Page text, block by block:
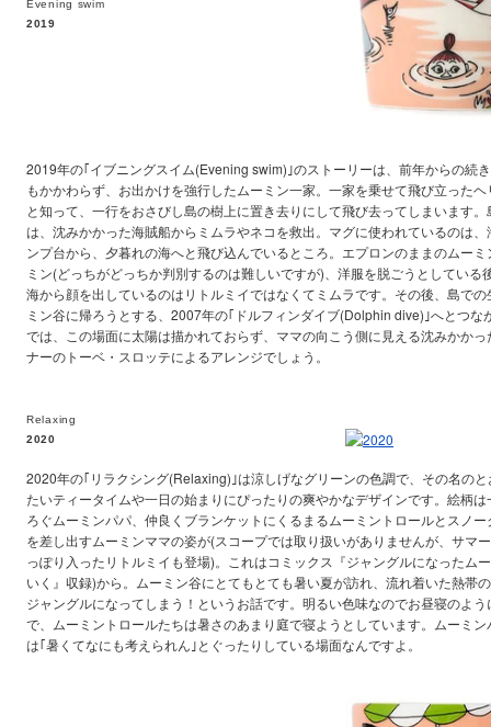
Evening swim
2019
2019年の｢イブニングスイム(Evening swim)｣のストーリーは、前年からの続
もかかわらず、お出かけを強行したムーミン一家。一家を乗せて飛び立った
と知って、一行をおさびし島の樹上に置き去りにして飛び去ってしまいます
は、沈みかかった海賊船からミムラやネコを救出。マグに使われているのは
ンプ台から、夕暮れの海へと飛び込んでいるところ。エプロンのままのムー
ミン(どっちがどっちか判別するのは難しいですが)、洋服を脱ごうとしている
海から顔を出しているのはリトルミイではなくてミムラです。その後、島で
ミン谷に帰ろうとする、2007年の｢ドルフィンダイブ(Dolphin dive)｣へとつな
では、この場面に太陽は描かれておらず、ママの向こう側に見える沈みかか
ナーのトーベ・スロッテによるアレンジでしょう。
Relaxing
2020
2020年の｢リラクシング(Relaxing)｣は涼しげなグリーンの色調で、その名の
たいティータイムや一日の始まりにぴったりの爽やかなデザインです。絵柄
ろぐムーミンパパ、仲良くブランケットにくるまるムーミントロールとスノ
を差し出すムーミンママの姿が(スコープでは取り扱いがありませんが、サマ
っぽり入ったリトルミイも登場)。これはコミックス『ジャングルになったム
いく』収録)から。ムーミン谷にとてもとても暑い夏が訪れ、流れ着いた熱帯
ジャングルになってしまう！というお話です。明るい色味なのでお昼寝のよ
で、ムーミントロールたちは暑さのあまり庭で寝ようとしています。ムーミ
は｢暑くてなにも考えられん｣とぐったりしている場面なんですよ。